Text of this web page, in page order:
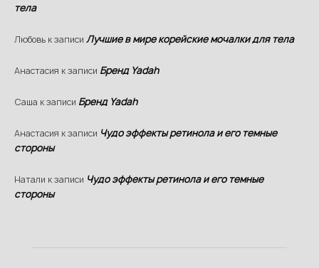
тела
Любовь к записи Лучшие в мире корейские мочалки для тела
Анастасия к записи Бренд Yadah
Саша к записи Бренд Yadah
Анастасия к записи Чудо эффекты ретинола и его темные
стороны
Натали к записи Чудо эффекты ретинола и его темные
стороны